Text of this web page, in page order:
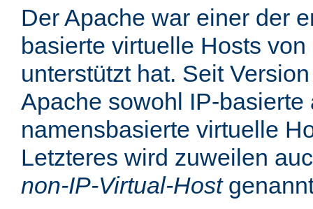
Der Apache war einer der
basierte virtuelle Hosts
unterstützt hat. Seit
Apache sowohl IP-basierte
namensbasierte virtuelle
Letzteres wird zuweilen
non-IP-Virtual-Host